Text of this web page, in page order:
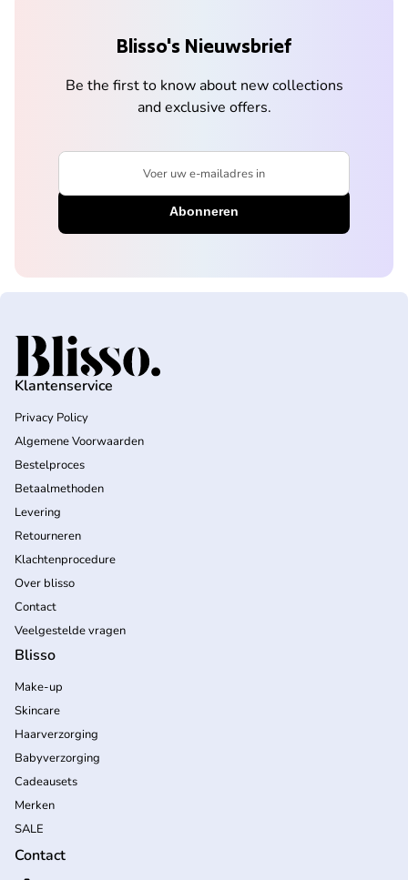
Blisso's Nieuwsbrief
Be the first to know about new collections
and exclusive offers.
Voer uw e-mailadres in
Home
Klantenservice
Privacy Policy
Algemene Voorwaarden
Bestelproces
Betaalmethoden
Levering
Retourneren
Klachtenprocedure
Over blisso
Contact
Veelgestelde vragen
Blisso
Make-up
Skincare
Haarverzorging
Babyverzorging
Cadeausets
Merken
SALE
Contact